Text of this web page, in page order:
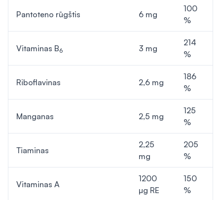
Pantoteno rūgštis 6 mg
100
%
Vitaminas B6 3 mg
214
%
Riboflavinas 2,6 mg
186
%
Manganas 2,5 mg
125
%
Tiaminas
2,25
mg
205
%
Vitaminas A
1200
µg RE
150
%